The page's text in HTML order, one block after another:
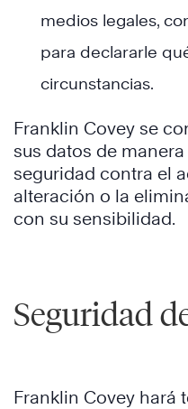
medios legales,
para declararle
circunstancias.
Franklin Covey se
sus datos de
seguridad contra el
alteración o la
con su sensibilidad.
Seguridad
Franklin Covey hará